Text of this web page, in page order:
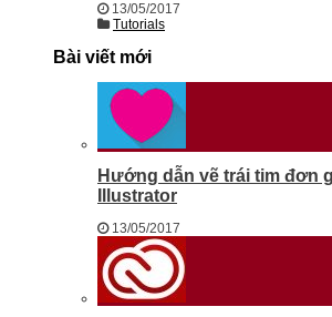
13/05/2017
Tutorials
Bài viết mới
Hướng dẫn vẽ trái tim đơn
Illustrator
13/05/2017